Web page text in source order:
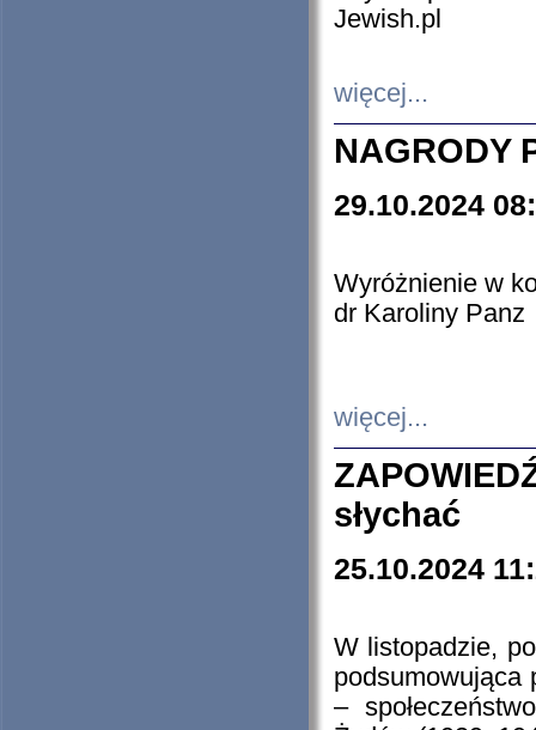
Jewish.pl
więcej...
NAGRODY
29.10.2024
Wyróżnienie w
dr Karoliny Panz
więcej...
słychać
25.10.2024
W listopadzie,
podsumowująca
–